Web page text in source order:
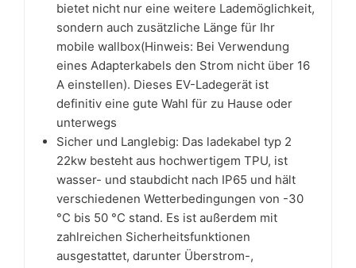
bietet nicht nur eine weitere Lademöglichkeit,
sondern auch zusätzliche Länge für Ihr
mobile wallbox(Hinweis: Bei Verwendung
eines Adapterkabels den Strom nicht über 16
A einstellen). Dieses EV-Ladegerät ist
definitiv eine gute Wahl für zu Hause oder
unterwegs
Sicher und Langlebig: Das ladekabel typ 2
22kw besteht aus hochwertigem TPU, ist
wasser- und staubdicht nach IP65 und hält
verschiedenen Wetterbedingungen von -30
°C bis 50 °C stand. Es ist außerdem mit
zahlreichen Sicherheitsfunktionen
ausgestattet, darunter Überstrom-,